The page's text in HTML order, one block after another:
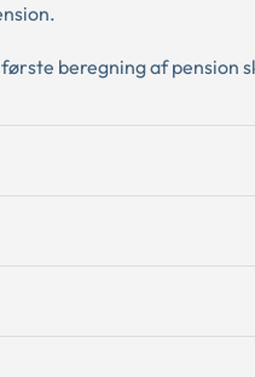
beregning af